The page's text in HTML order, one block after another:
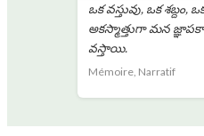
ఒక వస్తువు, ఒక
అకస్మాత్తుగా మన
వస్తాయి.
Mémoire, Narratif